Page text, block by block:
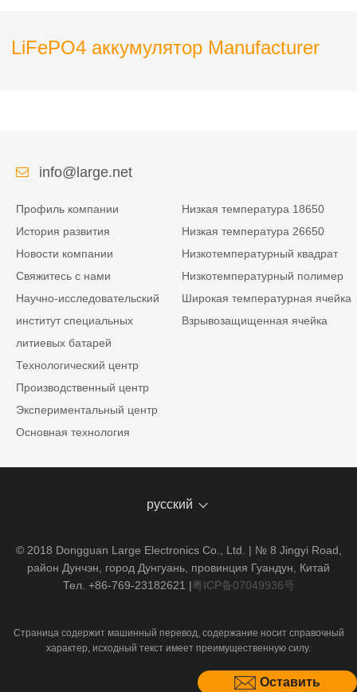
LiFePO4 аккумулятор Manufacturer
Оставить
info@large.net
Профиль компании
История развития
Новости компании
Свяжитесь с нами
Научно-исследовательский
институт специальных
литиевых батарей
Технологический центр
Производственный центр
Экспериментальный центр
Основная технология
Низкая температура 18650
Низкая температура 26650
Низкотемпературный квадрат
Низкотемпературный полимер
Широкая температурная ячейка
Взрывозащищенная ячейка
русский
© 2018 Dongguan Large Electronics Co., Ltd. | № 8 Jingyi Road,
район Дунчэн, город Дунгуань, провинция Гуандун, Китай
Тел. +86-769-23182621 |粤ICP备07049936号
Страница содержит машинный перевод, содержание носит справочный
характер, исходный текст имеет преимущественную силу.